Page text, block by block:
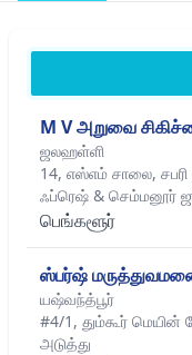
M V அறுவை
ஜலஹள்ளி
14, எஸ்எம் சாலை,
ஃப்ரெஷ் & செம்மனூர்
பெங்களூர்
ஸ்பர்ஷ்
யஷ்வந்த்பூர்
#4/1, தும்கூர் மெயின்
அடுத்து